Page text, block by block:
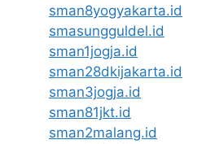
sman8yogyakarta.id
smasungguldel.id
sman1jogja.id
sman28dkijakarta.id
sman3jogja.id
sman81jkt.id
sman2malang.id